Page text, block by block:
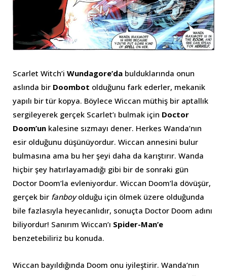
Scarlet Witch’i Wundagore’da bulduklarında onun
aslında bir Doombot olduğunu fark ederler, mekanik
yapılı bir tür kopya. Böylece Wiccan müthiş bir aptallık
sergileyerek gerçek Scarlet’ı bulmak için Doctor
Doom’un kalesine sızmayı dener. Herkes Wanda’nın
esir olduğunu düşünüyordur. Wiccan annesini bulur
bulmasına ama bu her şeyi daha da karıştırır. Wanda
hiçbir şey hatırlayamadığı gibi bir de sonraki gün
Doctor Doom’la evleniyordur. Wiccan Doom’la dövüşür,
gerçek bir fanboyolduğu için ölmek üzere olduğunda
bile fazlasıyla heyecanlıdır, sonuçta Doctor Doom adını
biliyordur! Sanırım Wiccan’ı Spider-Man’e
benzetebiliriz bu konuda.
Wiccan bayıldığında Doom onu iyileştirir. Wanda’nın